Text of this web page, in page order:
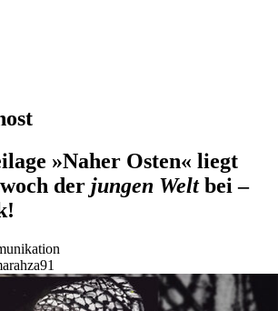
»Naher Osten« liegt
der jungen Weltbei –